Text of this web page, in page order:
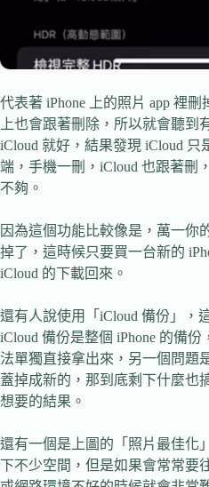
代表著 iPhone 上的照片 app 裡
上也會跟著刪除，所以就會聽到
iCloud 就好，結果發現 iCloud 只
端，手機一刪，iCloud 也跟著刪
不夠。
因為這個功能比較像是，萬一你
掉了，這時候只要買一台新的
iCloud 的下載回來。
還有人說使用「iCloud 備份」，
iCloud 備份是整個 iPhone 的備
法單獨直接拿出來，另一個問題
蓋掉成新的，那到底剩下什麼也
想要的結果。
還有一個是上圖的「照片最佳化
下不少空間，但是如果會常常要